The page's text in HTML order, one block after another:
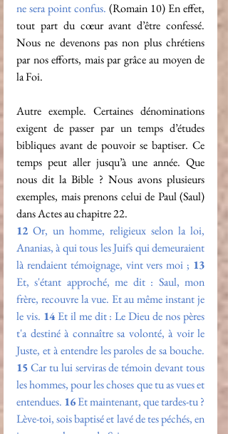
ne sera point confus. (Romain 10) En effet,
tout part du cœur avant d’être confessé.
Nous ne devenons pas non plus chrétiens
par nos efforts, mais par grâce au moyen de
la Foi.
Autre exemple. Certaines dénominations
exigent de passer par un temps d’études
bibliques avant de pouvoir se baptiser. Ce
temps peut aller jusqu’à une année. Que
nous dit la Bible ? Nous avons plusieurs
exemples, mais prenons celui de Paul (Saul)
dans Actes au chapitre 22.
12 Or, un homme, religieux selon la loi,
Ananias, à qui tous les Juifs qui demeuraient
là rendaient témoignage, vint vers moi ; 13
Et, s'étant approché, me dit : Saul, mon
frère, recouvre la vue. Et au même instant je
le vis. 14 Et il me dit : Le Dieu de nos pères
t'a destiné à connaître sa volonté, à voir le
15 Car tu lui serviras de témoin devant tous
les hommes, pour les choses que tu as vues et
entendues. 16 Et maintenant, que tardes-tu ?
Lève-toi, sois baptisé et lavé de tes péchés, en